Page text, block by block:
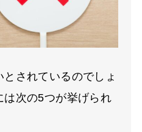
されているのでしょ
は次の5つが挙げられ